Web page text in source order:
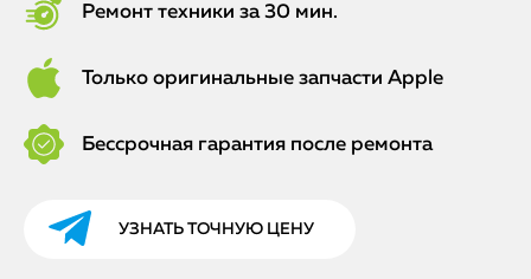
Ремонт техники за 30 мин.
Только оригинальные запчасти Apple
Бессрочная гарантия после ремонта
УЗНАТЬ ТОЧНУЮ ЦЕНУ